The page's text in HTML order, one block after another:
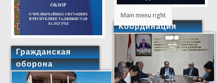
Гражданская
оборона
Main menu right
Координация